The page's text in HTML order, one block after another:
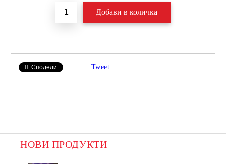
Сподели Tweet
НОВИ ПРОДУКТИ